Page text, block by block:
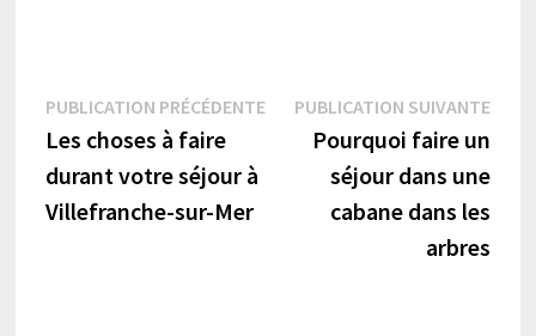
Navigation
de
l’article
PUBLICATION PRÉCÉDENTEPublication
précédente :
Les choses à faire
durant votre séjour à
Villefranche-sur-Mer
PUBLICATION SUIVANTE
Pourquoi faire un
séjour dans une
cabane dans les
arbres